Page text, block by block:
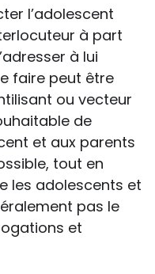
l’adolescent
à part
à lui
faire peut être
ou vecteur
de
et aux parents
tout en
les adolescents et
pas le
et